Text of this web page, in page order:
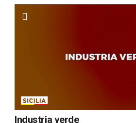
Industria verde